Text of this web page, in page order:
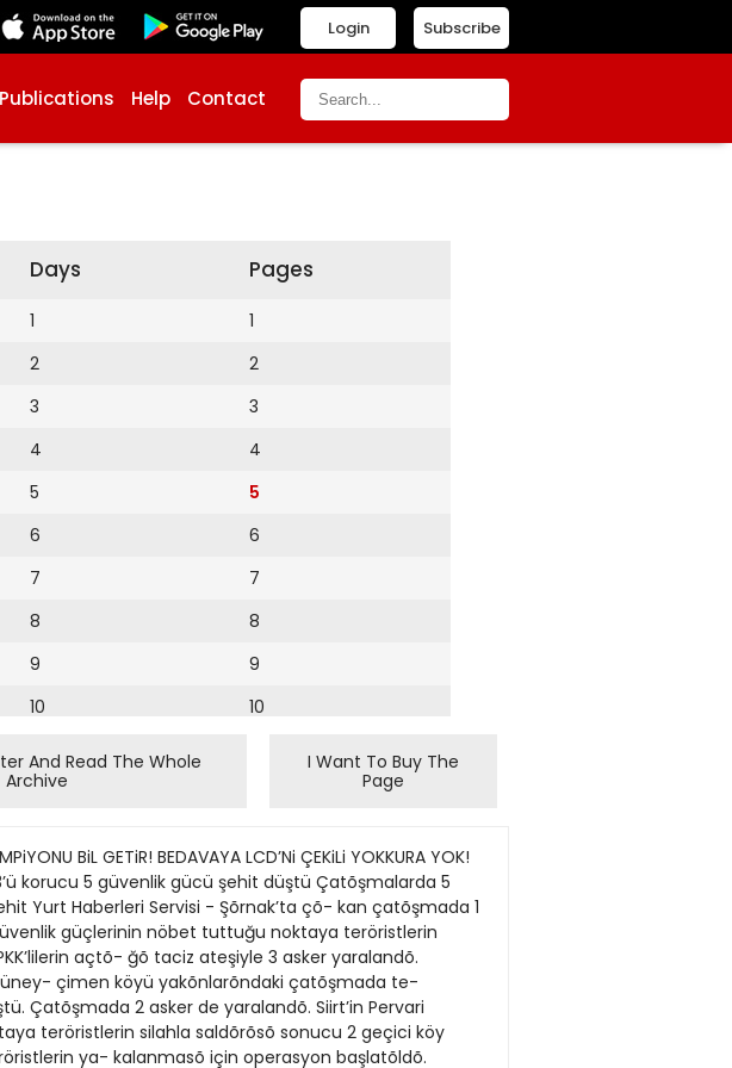
Subscribe
Login
Publications Help Contact
Days
1
2
3
4
5
6
7
8
9
10
11
12
14
15
16
17
18
Pages
1
2
3
4
5
6
7
8
9
10
14
15
16
17
18
And Read The Whole
Archive
I Want To Buy The
Page
BiL GETiR! BEDAVAYA LCD’Ni ÇEKiLi YOKKURA YOK!
korucu 5 güvenlik gücü şehit düştü Çatõşmalarda 5
Yurt Haberleri Servisi - Şõrnak’ta çõ- kan çatõşmada 1
güçlerinin nöbet tuttuğu noktaya teröristlerin
açtõ- ğõ taciz ateşiyle 3 asker yaralandõ.
çimen köyü yakõnlarõndaki çatõşmada te-
Çatõşmada 2 asker de yaralandõ. Siirt’in Pervari
teröristlerin silahla saldõrõsõ sonucu 2 geçici köy
ya- kalanmasõ için operasyon başlatõldõ.